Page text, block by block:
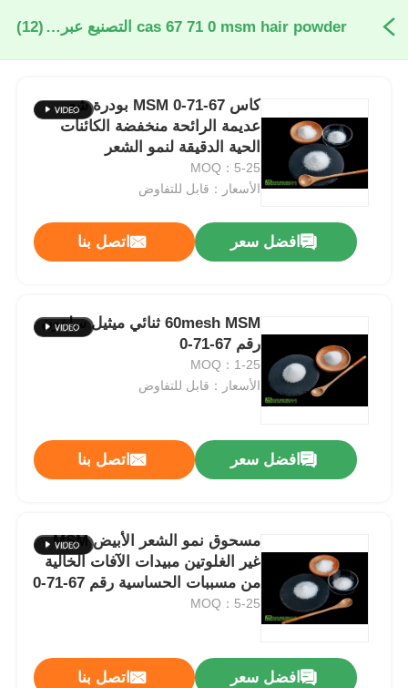
cas 67 71 0 msm hair powder التصنيع عبر الإنترنت (12)
كاس 67-71-0 MSM بودرة شعر
عديمة الرائحة منخفضة الكائنات
الحية الدقيقة لنمو الشعر
MOQ：5-25
الأسعار：قابل للتفاوض
افضل سعر اتصل بنا
60mesh MSM ثنائي ميثيل سلفون
رقم 67-71-0
MOQ：1-25
الأسعار：قابل للتفاوض
افضل سعر اتصل بنا
مسحوق نمو الشعر الأبيض MSM
غير الغلوتين مبيدات الآفات الخالية
من مسببات الحساسية رقم 67-71-0
MOQ：5-25
افضل سعر اتصل بنا